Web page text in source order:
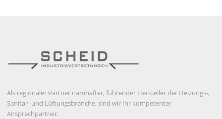
Als regionaler Partner namhafter, führender Hersteller der Heizungs-,
Sanitär- und Lüftungsbranche, sind wir Ihr kompetenter
Ansprechpartner.